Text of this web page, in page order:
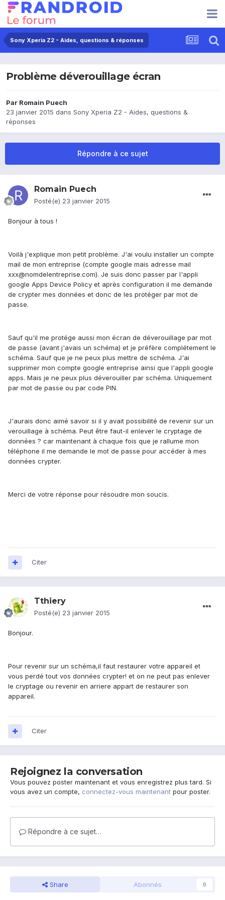
Sony Xperia Z2 - Aides, questions & réponses
Problème déverouillage écran
Par Romain Puech
23 janvier 2015 dans Sony Xperia Z2 - Aides, questions &
réponses
Répondre à ce sujet
Romain Puech
Posté(e) 23 janvier 2015
Bonjour à tous !
Voilà j'explique mon petit problème. J'ai voulu installer un compte
mail de mon entreprise (compte google mais adresse mail
xxx@nomdelentreprise.com). Je suis donc passer par l'appli
google Apps Device Policy et après configuration il me demande
de crypter mes données et donc de les protéger par mot de
passe.
Sauf qu'il me protége aussi mon écran de déverouillage par mot
de passe (avant j'avais un schéma) et je préfère complétement le
schéma. Sauf que je ne peux plus mettre de schéma. J'ai
supprimer mon compte google entreprise ainsi que l'appli google
apps. Mais je ne peux plus déverouiller par schéma. Uniquement
par mot de passe ou par code PIN.
J'aurais donc aimé savoir si il y avait possibilité de revenir sur un
verouillage à schéma. Peut être faut-il enlever le cryptage de
données ? car maintenant à chaque fois que je rallume mon
téléphone il me demande le mot de passe pour accéder à mes
données crypter.
Merci de votre réponse pour résoudre mon soucis.
Citer
Tthiery
Posté(e) 23 janvier 2015
Bonjour.
Pour revenir sur un schéma,il faut restaurer votre appareil et
vous perdé tout vos données crypter! et on ne peut pas enlever
le cryptage ou revenir en arriere appart de restaurer son
appareil.
Citer
Rejoignez la conversation
Vous pouvez poster maintenant et vous enregistrez plus tard. Si
vous avez un compte, connectez-vous maintenant pour poster.
Répondre à ce sujet…
Share Abonnés 0